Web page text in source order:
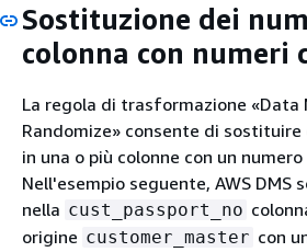
Sostituzione dei
colonna con numeri
La regola di trasformazione «Data
Randomize» consente di
in una o più colonne con un numero
Nell'esempio seguente, AWS DMS
nella cust_passport_no
origine customer_master con